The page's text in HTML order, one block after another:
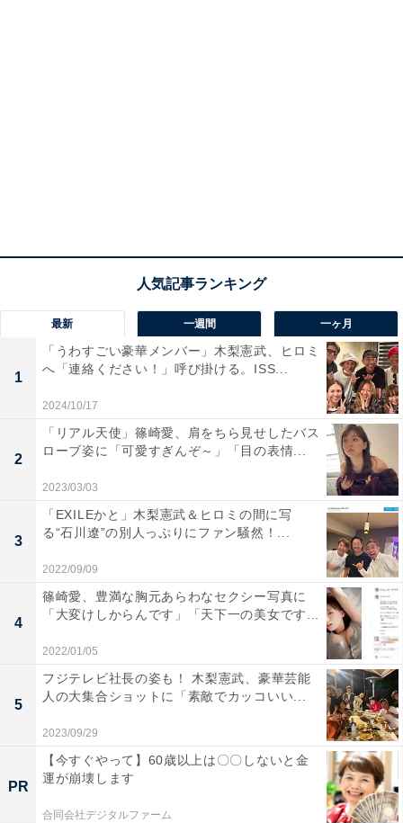
最新 一週間 一ヶ月
1
「うわすごい豪華メンバー」木梨憲武、ヒロミ
へ「連絡ください！」呼び掛ける。ISS...
2024/10/17
2
「リアル天使」篠崎愛、肩をちら見せしたバス
ローブ姿に「可愛すぎんぞ～」「目の表情...
2023/03/03
3
「EXILEかと」木梨憲武＆ヒロミの間に写
る“石川遼”の別人っぷりにファン騒然！...
2022/09/09
4
篠崎愛、豊満な胸元あらわなセクシー写真に
「大変けしからんです」「天下一の美女です...
2022/01/05
5
フジテレビ社長の姿も！ 木梨憲武、豪華芸能
人の大集合ショットに「素敵でカッコいい...
2023/09/29
PR
【今すぐやって】60歳以上は〇〇しないと金
運が崩壊します
合同会社デジタルファーム